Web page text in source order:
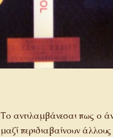
Το αντιλαμβάνεσαι πως ο
μαζί περιδιαβαίνουν